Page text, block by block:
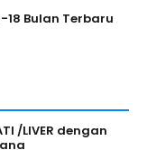
Bulan Terbaru
/LIVER dengan